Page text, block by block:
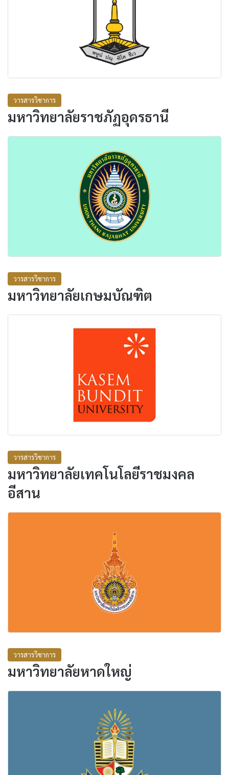
วารสารวิชาการ
มหาวิทยาลัยราชภัฏอุดรธานี
วารสารวิชาการ
มหาวิทยาลัยเกษมบัณฑิต
วารสารวิชาการ
มหาวิทยาลัยเทคโนโลยีราชมงคล
อีสาน
วารสารวิชาการ
มหาวิทยาลัยหาดใหญ่